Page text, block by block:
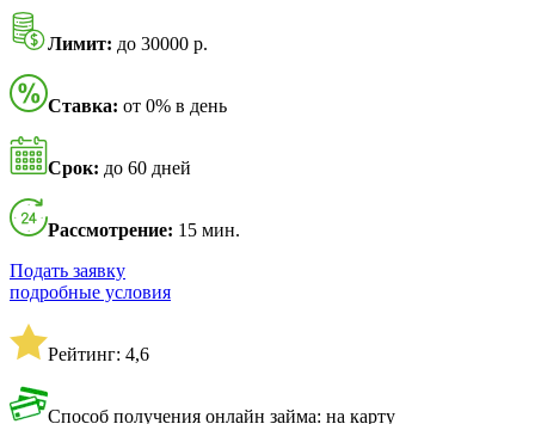
Лимит: до 30000 р.
Ставка: от 0% в день
Срок: до 60 дней
Рассмотрение: 15 мин.
Подать заявку
подробные условия
Рейтинг: 4,6
Способ получения онлайн займа: на карту